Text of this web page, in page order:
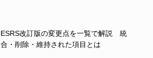
ESRS改訂版の変更点を一覧で解説 統
合・削除・維持された項目とは